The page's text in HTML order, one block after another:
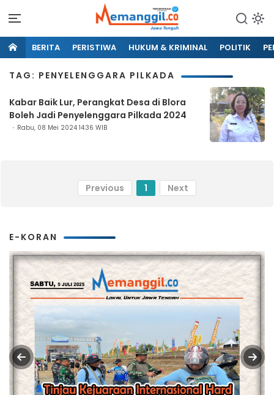
BERITA PERISTIWA HUKUM & KRIMINAL POLITIK
TAG: PENYELENGGARA PILKADA
Kabar Baik Lur, Perangkat Desa di Blora
Boleh Jadi Penyelenggara Pilkada 2024
Rabu, 08 Mei 2024 14:36 WIB
Previous 1 Next
E-KORAN